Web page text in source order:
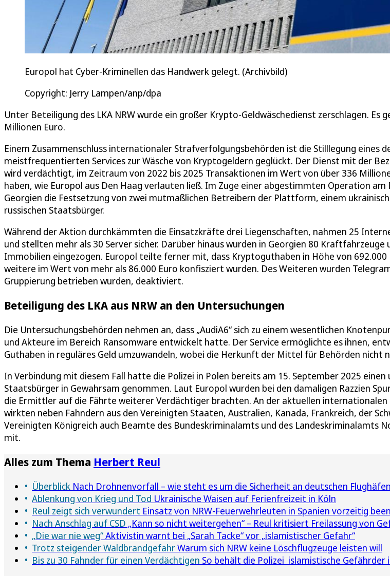
Europol hat Cyber-Kriminellen das Handwerk gelegt. (Archivbild)
Copyright: Jerry Lampen/anp/dpa
Unter Beteiligung des LKA NRW wurde ein großer Krypto-Geldwäschedienst zerschlagen. Es
Millionen Euro.
Einem Zusammenschluss internationaler Strafverfolgungsbehörden ist die Stilllegung eines
meistfrequentierten Services zur Wäsche von Kryptogeldern geglückt. Der Dienst mit der
wird verdächtigt, im Zeitraum von 2022 bis 2025 Transaktionen im Wert von über 336
haben, wie Europol aus Den Haag verlauten ließ. Im Zuge einer abgestimmten Operation
Georgien die Festsetzung von zwei mutmaßlichen Betreibern der Plattform, einem
russischen Staatsbürger.
Während der Aktion durchkämmten die Einsatzkräfte drei Liegenschaften, nahmen 25
und stellten mehr als 30 Server sicher. Darüber hinaus wurden in Georgien 80 Kraftfahrzeuge
Immobilien eingezogen. Europol teilte ferner mit, dass Kryptoguthaben in Höhe von 692.000
weitere im Wert von mehr als 86.000 Euro konfisziert wurden. Des Weiteren wurden
Gruppierung betrieben wurden, deaktiviert.
Beteiligung des LKA aus NRW an den Untersuchungen
Die Untersuchungsbehörden nehmen an, dass „AudiA6“ sich zu einem wesentlichen
und Akteure im Bereich Ransomware entwickelt hatte. Der Service ermöglichte es ihnen,
Guthaben in reguläres Geld umzuwandeln, wobei die Herkunft der Mittel für Behörden nicht
In Verbindung mit diesem Fall hatte die Polizei in Polen bereits am 15. September 2025 einen
Staatsbürger in Gewahrsam genommen. Laut Europol wurden bei den damaligen Razzien
die Ermittler auf die Fährte weiterer Verdächtiger brachten. An der aktuellen
wirkten neben Fahndern aus den Vereinigten Staaten, Australien, Kanada, Frankreich, der
Vereinigten Königreich auch Beamte des Bundeskriminalamts und des Landeskriminalamts
mit.
Alles zum Thema Herbert Reul
Überblick Nach Drohnenvorfall – wie steht es um die Sicherheit an deutschen
Ablenkung von Krieg und Tod Ukrainische Waisen auf Ferienfreizeit in Köln
Reul zeigt sich verwundert Einsatz von NRW-Feuerwehrleuten in Spanien vorzeitig
Nach Anschlag auf CSD „Kann so nicht weitergehen“ – Reul kritisiert Freilassung von
„Die war nie weg“Aktivistin warnt bei „Sarah Tacke“ vor „islamistischer Gefahr“
Trotz steigender WaldbrandgefahrWarum sich NRW keine Löschflugzeuge leisten will
Bis zu 30 Fahnder für einen Verdächtigen So behält die Polizei islamistische Gefährder